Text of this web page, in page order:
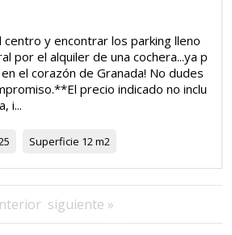
centro y encontrar los parking lleno
por el alquiler de una cochera...ya p
el corazón de Granada! No dudes
precio indicado no inclu
i...
Superficie 12 m2
siguiente »